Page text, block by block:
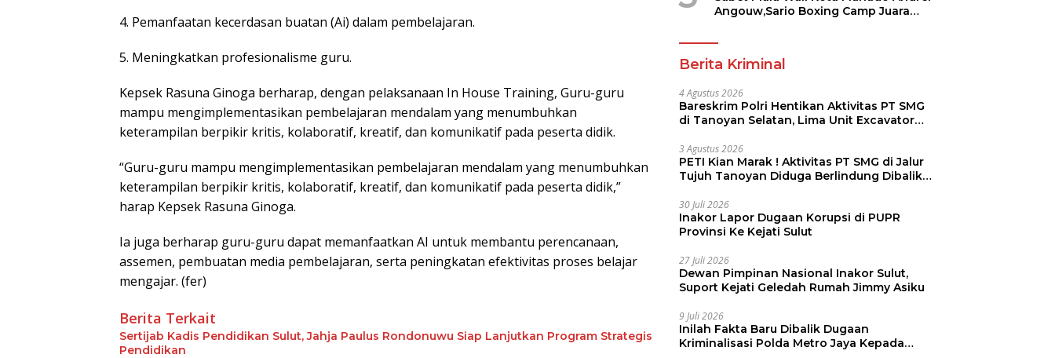
4. Pemanfaatan kecerdasan buatan (Ai) dalam pembelajaran.
5. Meningkatkan profesionalisme guru.
Kepsek Rasuna Ginoga berharap, dengan pelaksanaan In House Training, Guru-guru
mampu mengimplementasikan pembelajaran mendalam yang menumbuhkan
keterampilan berpikir kritis, kolaboratif, kreatif, dan komunikatif pada peserta didik.
“Guru-guru mampu mengimplementasikan pembelajaran mendalam yang menumbuhkan
keterampilan berpikir kritis, kolaboratif, kreatif, dan komunikatif pada peserta didik,”
harap Kepsek Rasuna Ginoga.
Ia juga berharap guru-guru dapat memanfaatkan AI untuk membantu perencanaan,
assemen, pembuatan media pembelajaran, serta peningkatan efektivitas proses belajar
mengajar. (fer)
Berita Terkait
Sertijab Kadis Pendidikan Sulut, Jahja Paulus Rondonuwu Siap Lanjutkan Program Strategis
Pendidikan
Angouw,Sario Boxing Camp Juara
Berita Kriminal
4 Agustus 2026
Bareskrim Polri Hentikan Aktivitas PT SMG
di Tanoyan Selatan, Lima Unit Excavator
3 Agustus 2026
PETI Kian Marak ! Aktivitas PT SMG di Jalur
Tujuh Tanoyan Diduga Berlindung Dibalik
30 Juli 2026
Inakor Lapor Dugaan Korupsi di PUPR
Provinsi Ke Kejati Sulut
27 Juli 2026
Dewan Pimpinan Nasional Inakor Sulut,
Suport Kejati Geledah Rumah Jimmy Asiku
9 Juli 2026
Inilah Fakta Baru Dibalik Dugaan
Kriminalisasi Polda Metro Jaya Kepada